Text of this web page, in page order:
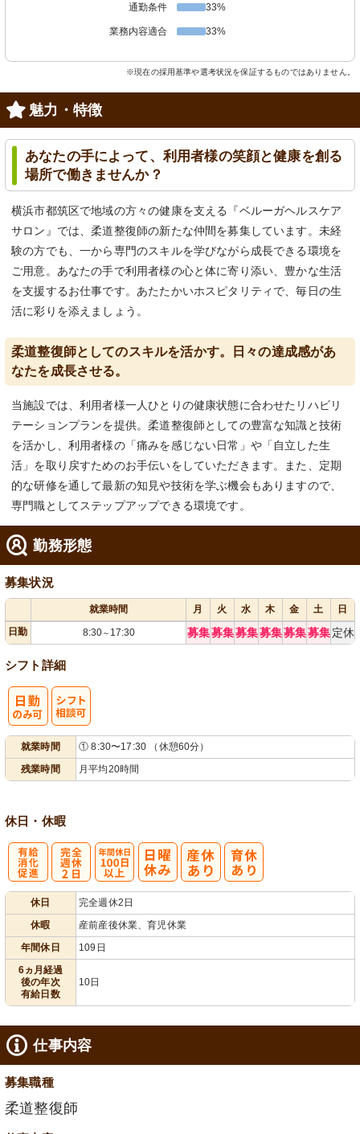
通勤条件 33%
業務内容適合 33%
※現在の採用基準や選考状況を保証するものではありません。
魅力・特徴
あなたの手によって、利用者様の笑顔と健康を創る
場所で働きませんか？
横浜市都筑区で地域の方々の健康を支える『ベルーガヘルスケア
サロン』では、柔道整復師の新たな仲間を募集しています。未経
験の方でも、一から専門のスキルを学びながら成長できる環境を
ご用意。あなたの手で利用者様の心と体に寄り添い、豊かな生活
を支援するお仕事です。あたたかいホスピタリティで、毎日の生
活に彩りを添えましょう。
柔道整復師としてのスキルを活かす。日々の達成感があ
なたを成長させる。
当施設では、利用者様一人ひとりの健康状態に合わせたリハビリ
テーションプランを提供。柔道整復師としての豊富な知識と技術
を活かし、利用者様の「痛みを感じない日常」や「自立した生
活」を取り戻すためのお手伝いをしていただきます。また、定期
的な研修を通して最新の知見や技術を学ぶ機会もありますので、
専門職としてステップアップできる環境です。
勤務形態
募集状況
就業時間 月 火 水 木 金 土
日
日勤
8:30～ 17:30 募集募集募集募集募集募集 定休
シフト詳細
就業時間
① 8:30〜17:30 （休憩60分）
残業時間
月平均20時間
休日・休暇
休日
完全週休2日
休暇
産前産後休業、育児休業
年間休日
109日
6ヵ月経過
後の年次
有給日数
10日
仕事内容
募集職種
柔道整復師